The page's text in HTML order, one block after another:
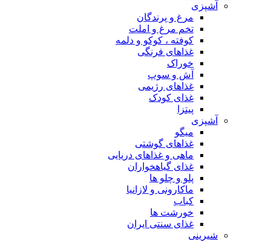
آشپزی
مرغ و پرندگان
تخم مرغ و املت
کوفته ، کوکو و دلمه
غذاهای فرنگی
خوراک
آش و سوپ
غذاهای رژیمی
غذای کودک
پیتزا
آشپزی
میگو
غذاهای گوشتی
ماهی و غذاهای دریایی
غذای گیاهخواران
پلو و چلو ها
ماکارونی و لازانیا
کباب
خورشت ها
غذای سنتی ایران
شیرینی